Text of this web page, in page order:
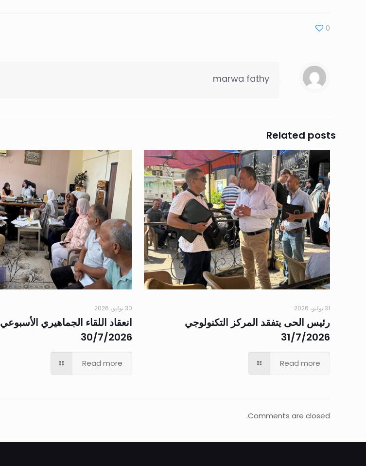
0
marwa fathy
Related posts
31 يوليو، 2026
رئيس الحى يتفقد المركز التكنولوجي
31/7/2026
Read more
30 يوليو، 2026
انعقاد اللقاء الجماهيري الأسبوعي
30/7/2026
Read more
Comments are closed.